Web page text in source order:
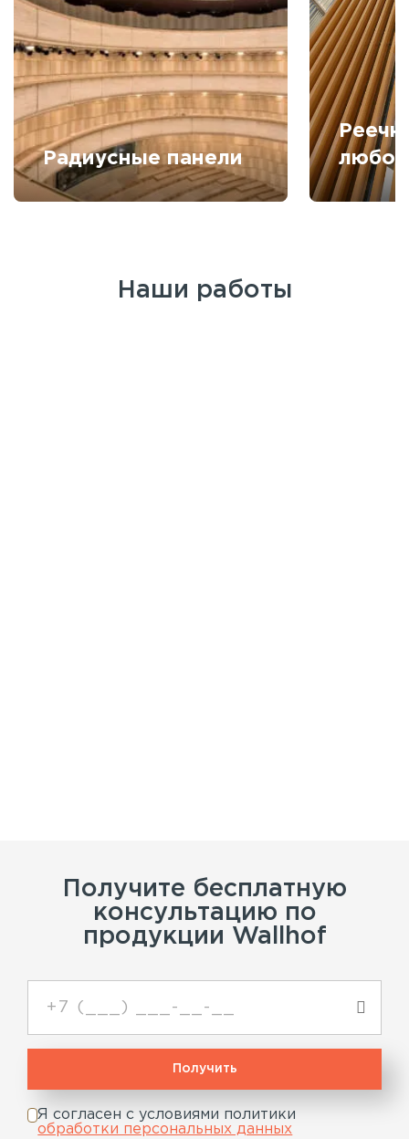
Радиусные панели
Наши работы
Получите бесплатную
консультацию по
продукции Wallhof
Я согласен с условиями политики
обработки персональных данных